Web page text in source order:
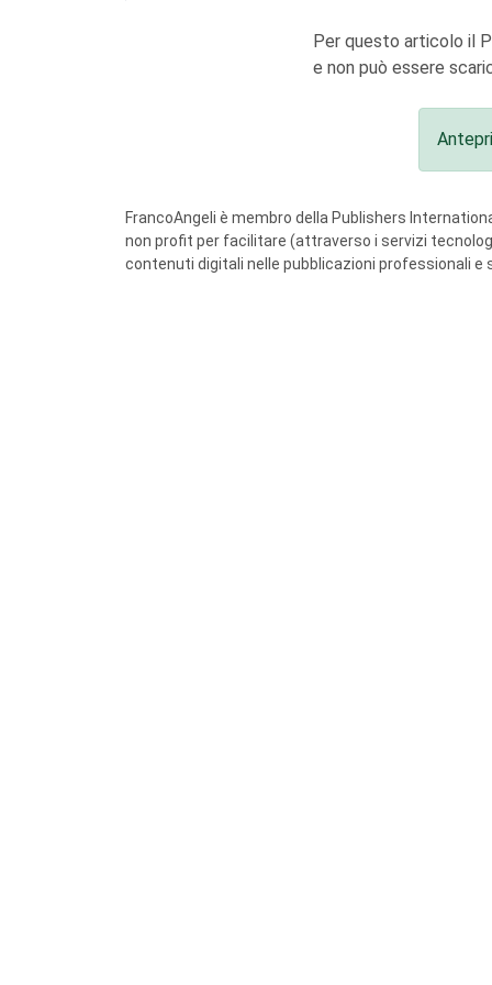
Per questo articolo il
e non può essere
FrancoAngeli è membro della Publishers
non profit per facilitare (attraverso i servizi
contenuti digitali nelle pubblicazioni professionali e